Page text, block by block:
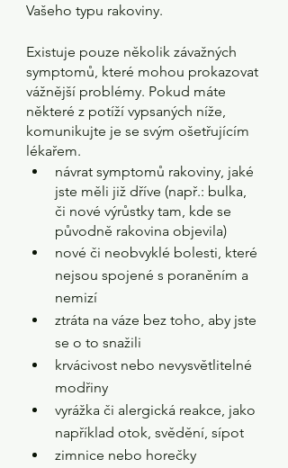
Vašeho typu rakoviny.
Existuje pouze několik závažných
symptomů, které mohou prokazovat
vážnější problémy. Pokud máte
některé z potíží vypsaných níže,
komunikujte je se svým ošetřujícím
lékařem.
návrat symptomů rakoviny, jaké
jste měli již dříve (např.: bulka,
či nové výrůstky tam, kde se
původně rakovina objevila)
nové či neobvyklé bolesti, které
nejsou spojené s poraněním a
nemizí
ztráta na váze bez toho, aby jste
se o to snažili
krvácivost nebo nevysvětlitelné
modřiny
vyrážka či alergická reakce, jako
například otok, svědění, sípot
zimnice nebo horečky